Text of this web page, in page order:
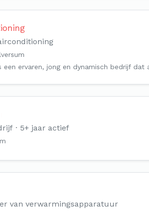
een ervaren, jong en dynamisch bedrijf
5+ jaar actief
van verwarmingsapparatuur